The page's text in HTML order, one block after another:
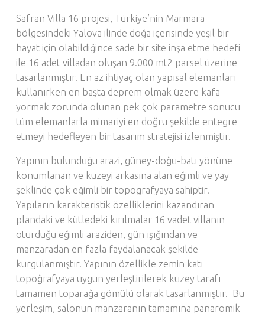
Safran Villa 16 projesi, Türkiye’nin Marmara
bölgesindeki Yalova ilinde doğa içerisinde yeşil bir
hayat için olabildiğince sade bir site inşa etme hedefi
ile 16 adet villadan oluşan 9.000 mt2 parsel üzerine
tasarlanmıştır. En az ihtiyaç olan yapısal elemanları
kullanırken en başta deprem olmak üzere kafa
yormak zorunda olunan pek çok parametre sonucu
tüm elemanlarla mimariyi en doğru şekilde entegre
etmeyi hedefleyen bir tasarım stratejisi izlenmiştir.
Yapının bulunduğu arazi, güney-doğu-batı yönüne
konumlanan ve kuzeyi arkasına alan eğimli ve yay
şeklinde çok eğimli bir topografyaya sahiptir.
Yapıların karakteristik özelliklerini kazandıran
plandaki ve kütledeki kırılmalar 16 vadet villanın
oturduğu eğimli araziden, gün ışığından ve
manzaradan en fazla faydalanacak şekilde
kurgulanmıştır. Yapının özellikle zemin katı
topoğrafyaya uygun yerleştirilerek kuzey tarafı
tamamen toparağa gömülü olarak tasarlanmıştır. Bu
yerleşim, salonun manzaranın tamamına panaromik